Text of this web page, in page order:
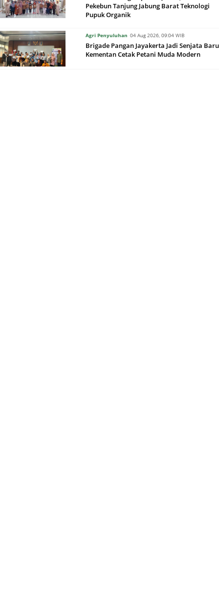
Pekebun Tanjung Jabung Barat Teknologi
Pupuk Organik
Agri Penyuluhan 04 Aug 2026, 09:04 WIB
Brigade Pangan Jayakerta Jadi Senjata Baru
Kementan Cetak Petani Muda Modern